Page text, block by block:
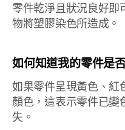
零件乾淨且狀況良好即
物將塑膠染色所造成。
如何知道我的零件是
如果零件呈現黃色、紅
顏色，這表示零件已變
失。